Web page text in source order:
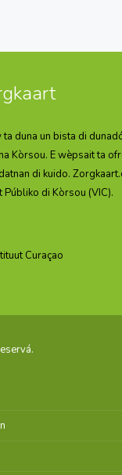
duna un bista di
Kòrsou. E wèpsait ta
di kuido.
di Kòrsou (VIC).
Curaçao